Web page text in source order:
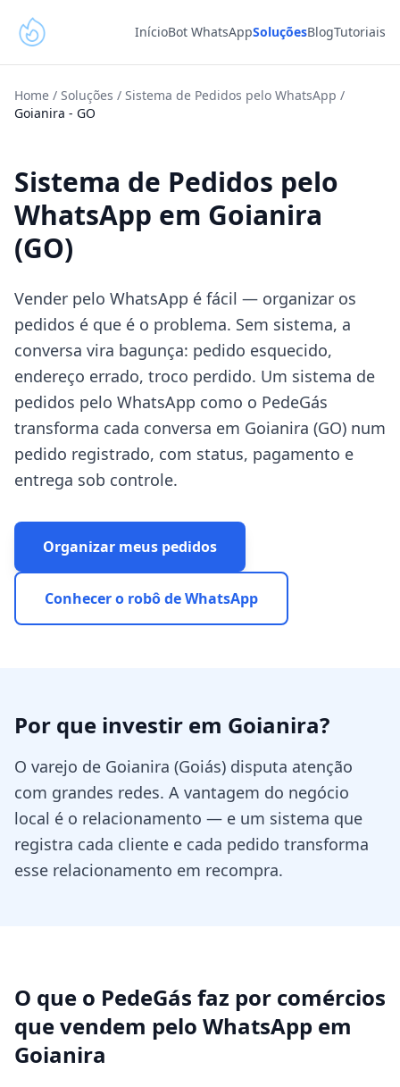
InícioBot WhatsAppSoluçõesBlogTutoriais
Home / Soluções / Sistema de Pedidos pelo WhatsApp /
Goianira - GO
Sistema de Pedidos pelo
WhatsApp em Goianira
(GO)
Vender pelo WhatsApp é fácil — organizar os
pedidos é que é o problema. Sem sistema, a
conversa vira bagunça: pedido esquecido,
endereço errado, troco perdido. Um sistema de
pedidos pelo WhatsApp como o PedeGás
transforma cada conversa em Goianira (GO) num
pedido registrado, com status, pagamento e
entrega sob controle.
Organizar meus pedidos
Conhecer o robô de WhatsApp
Por que investir em Goianira?
O varejo de Goianira (Goiás) disputa atenção
com grandes redes. A vantagem do negócio
local é o relacionamento — e um sistema que
registra cada cliente e cada pedido transforma
esse relacionamento em recompra.
O que o PedeGás faz por comércios
que vendem pelo WhatsApp em
Goianira